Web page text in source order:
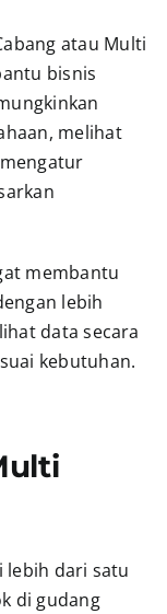
atau Multi
bisnis
melihat
membantu
lebih
data secara
kebutuhan.
lebih dari satu
di gudang